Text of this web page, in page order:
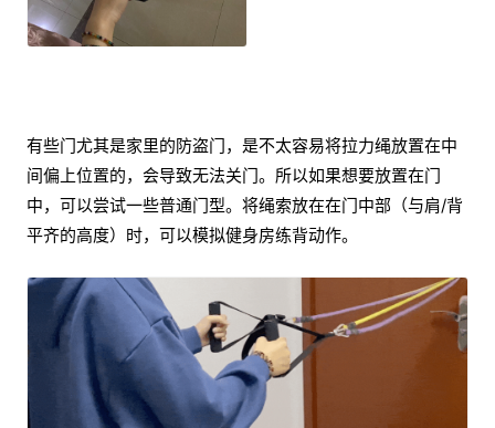
有些门尤其是家里的防盗门，是不太容易将拉力绳放置在中
间偏上位置的，会导致无法关门。所以如果想要放置在门
中，可以尝试一些普通门型。将绳索放在在门中部（与肩/背
平齐的高度）时，可以模拟健身房练背动作。